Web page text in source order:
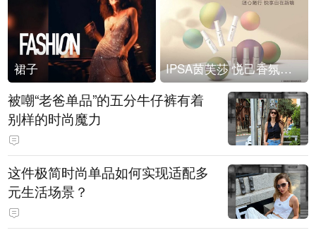
裙子 IPSA茵芙莎 悦己香氛凝露上市
被嘲“老爸单品”的五分牛仔裤有着
别样的时尚魔力
这件极简时尚单品如何实现适配多
元生活场景？